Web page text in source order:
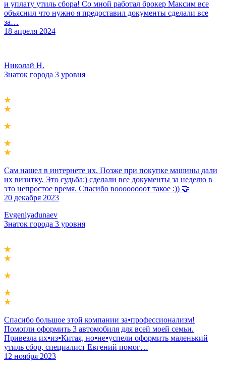
и уплату утиль сбора! Со мной работал брокер Максим все
объяснил что нужно я предоставил документы сделали все
за…
18 апреля 2024
Николай Н.
Знаток города 3 уровня
Сам нашел в интернете их. Позже при покупке машины дали
их визитку. Это судьба:) сделали все документы за неделю в
это непростое время. Спасибо воооооооот такое :)) 🤝
20 декабря 2023
Evgeniyadunaev
Знаток города 3 уровня
Спасибо большое этой компании за⦁профессионализм!
Помогли оформить 3 автомобиля для всей моей семьи.
Привезла их⦁из⦁Китая, но⦁не⦁успели оформить маленький
утиль сбор, специалист Евгений помог…
12 ноября 2023